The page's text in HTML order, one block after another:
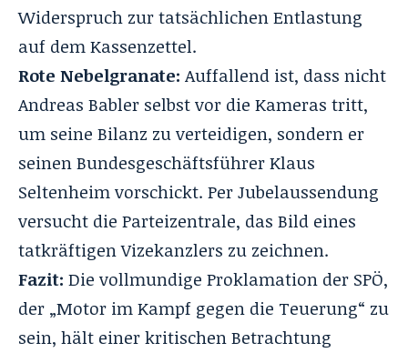
Widerspruch zur tatsächlichen Entlastung
auf dem Kassenzettel.
Rote Nebelgranate: Auffallend ist, dass nicht
Andreas Babler selbst vor die Kameras tritt,
um seine Bilanz zu verteidigen, sondern er
seinen Bundesgeschäftsführer Klaus
Seltenheim vorschickt. Per Jubelaussendung
versucht die Parteizentrale, das Bild eines
tatkräftigen Vizekanzlers zu zeichnen.
Fazit: Die vollmundige Proklamation der SPÖ,
der „Motor im Kampf gegen die Teuerung“ zu
sein, hält einer kritischen Betrachtung